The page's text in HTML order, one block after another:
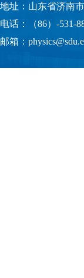
地址：山东省济南
电话：（86）-531-
邮箱：